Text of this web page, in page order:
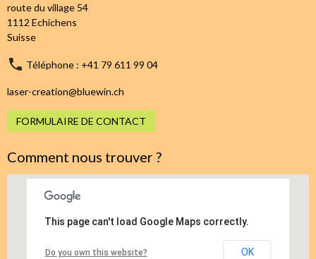
route du village 54
1112 Echichens
Suisse
Téléphone : +41 79 611 99 04
laser-creation@bluewin.ch
FORMULAIRE DE CONTACT
Comment nous trouver ?
This page can't load Google Maps correctly.
Do you own this website? OK